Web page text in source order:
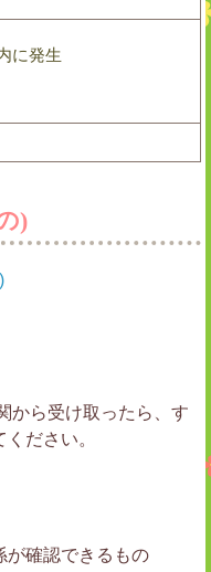
に発生
)
から受け取ったら、す
ださい。
が確認できるもの